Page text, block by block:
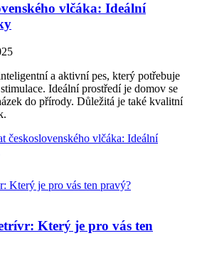
vlčáka: Ideální
a aktivní pes, který potřebuje
Ideální prostředí je domov se
do přírody. Důležitá je také kvalitní
československého vlčáka: Ideální
Který je pro vás ten